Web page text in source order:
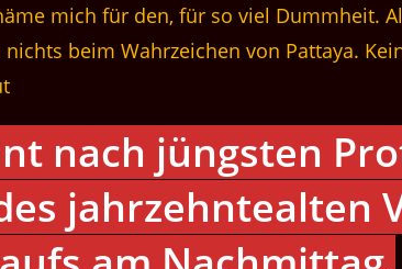
mich für den, für so viel Dummheit.
beim Wahrzeichen von Pattaya.
nach jüngsten
jahrzehntealten